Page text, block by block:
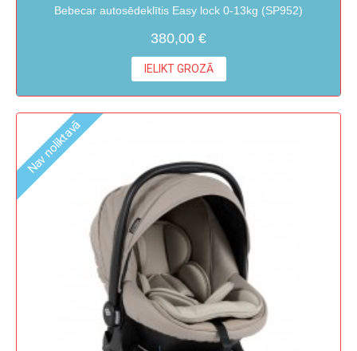
Bebecar autosēdeklītis Easy lock 0-13kg (SP952)
380,00 €
IELIKT GROZĀ
Nav noliktavā